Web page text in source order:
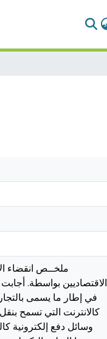
ملخــص انقضاء
الاقتصاديين بواسطة.
في إطار ما يسمى
كالانترنت التي تسمح
وسائل دفع إلكترونية